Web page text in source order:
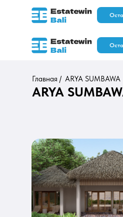
RU EN
Главная / ARYA SUMBAWA
ARYA